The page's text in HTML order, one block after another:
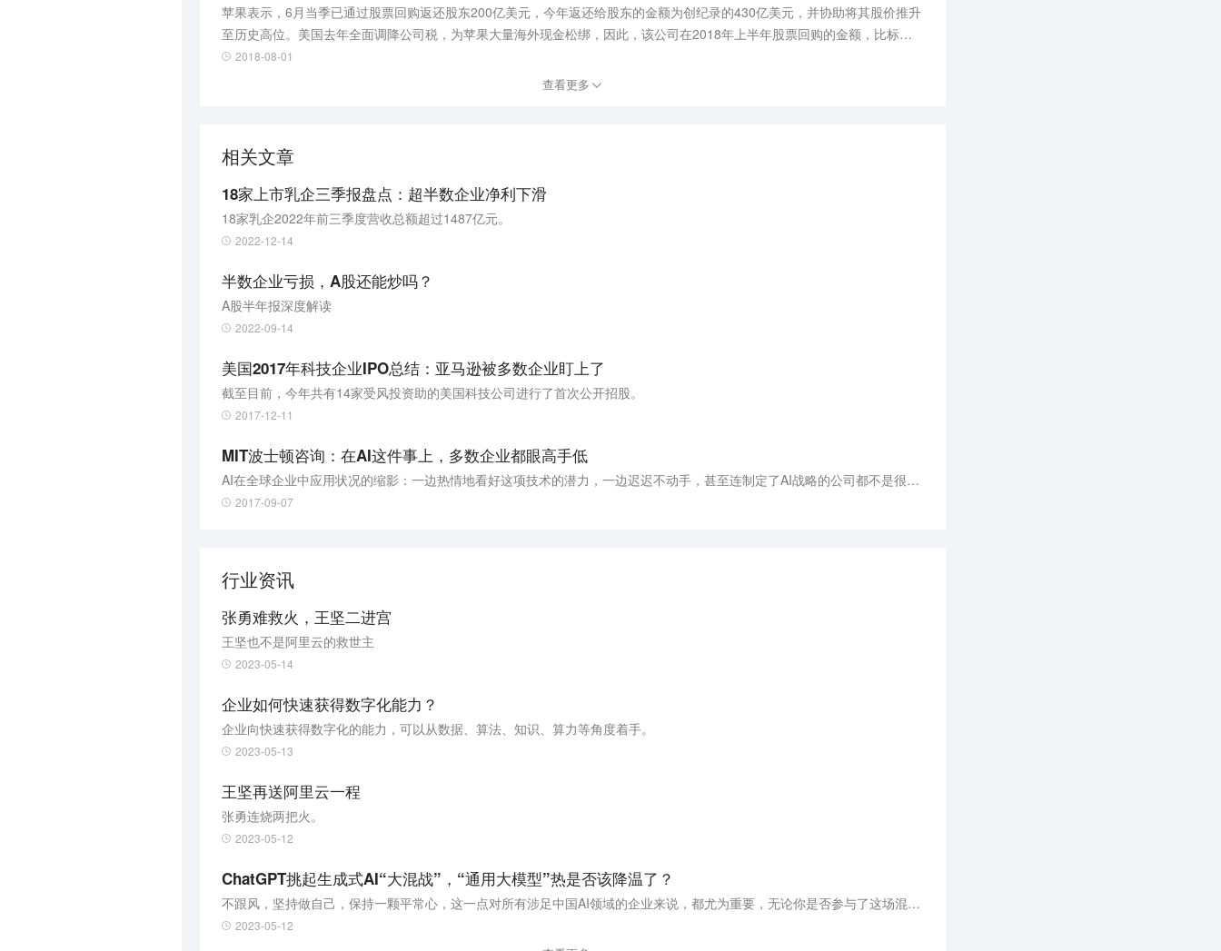
苹果表示，6月当季已通过股票回购返还股东200亿美元，今年返还给股东的金额为创纪录的430亿美元，并协助将其股价推升
至历史高位。美国去年全面调降公司税，为苹果大量海外现金松绑，因此，该公司在2018年上半年股票回购的金额，比标普5
00指数成分股中近四分之三企业的市值还高，这些企业包括福特汽车、达美航空及Twitter。（新浪）
2018-08-01
查看更多
相关文章
18家上市乳企三季报盘点：超半数企业净利下滑
18家乳企2022年前三季度营收总额超过1487亿元。
2022-12-14
半数企业亏损，A股还能炒吗？
A股半年报深度解读
2022-09-14
美国2017年科技企业IPO总结：亚马逊被多数企业盯上了
截至目前，今年共有14家受风投资助的美国科技公司进行了首次公开招股。
2017-12-11
MIT波士顿咨询：在AI这件事上，多数企业都眼高手低
AI在全球企业中应用状况的缩影：一边热情地看好这项技术的潜力，一边迟迟不动手，甚至连制定了AI战略的公司都不是很多。
2017-09-07
行业资讯
张勇难救火，王坚二进宫
王坚也不是阿里云的救世主
2023-05-14
企业如何快速获得数字化能力？
企业向快速获得数字化的能力，可以从数据、算法、知识、算力等角度着手。
2023-05-13
王坚再送阿里云一程
张勇连烧两把火。
2023-05-12
ChatGPT挑起生成式AI“大混战”，“通用大模型”热是否该降温了？
不跟风，坚持做自己，保持一颗平常心，这一点对所有涉足中国AI领域的企业来说，都尤为重要，无论你是否参与了这场混战。
2023-05-12